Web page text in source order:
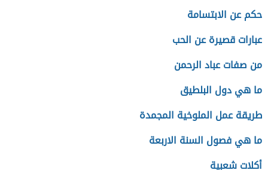
حكم عن الابتسامة
عبارات قصيرة عن الحب
من صفات عباد الرحمن
ما هي دول البلطيق
طريقة عمل الملوخية المجمدة
ما هي فصول السنة الاربعة
أكلات شعبية